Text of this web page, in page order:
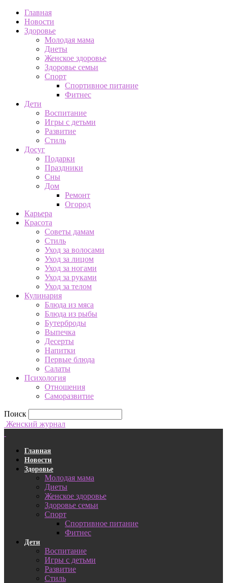
Главная
Новости
Здоровье
Молодая мама
Диеты
Женское здоровье
Здоровье семьи
Спорт
Спортивное питание
Фитнес
Дети
Воспитание
Игры с детьми
Развитие
Стиль
Досуг
Подарки
Праздники
Сны
Дом
Ремонт
Огород
Карьера
Красота
Советы дамам
Стиль
Уход за волосами
Уход за лицом
Уход за ногами
Уход за руками
Уход за телом
Кулинария
Блюда из мяса
Блюда из рыбы
Бутерброды
Выпечка
Десерты
Напитки
Первые блюда
Салаты
Психология
Отношения
Саморазвитие
Поиск
Женский журнал
Главная
Новости
Здоровье
Молодая мама
Диеты
Женское здоровье
Здоровье семьи
Спорт
Спортивное питание
Фитнес
Дети
Воспитание
Игры с детьми
Развитие
Стиль